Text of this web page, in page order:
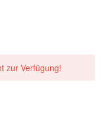
zur Verfügung!